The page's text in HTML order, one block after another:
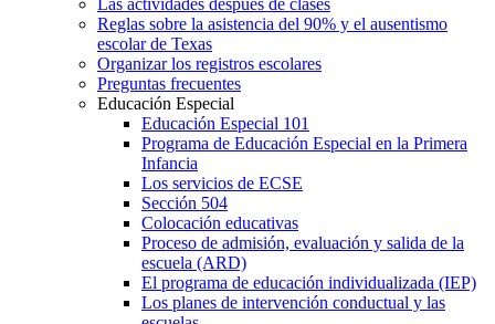
Reglas sobre la asistencia del 90% y el ausentismo
escolar de Texas
Organizar los registros escolares
Preguntas frecuentes
Educación Especial
Educación Especial 101
Programa de Educación Especial en la Primera
Infancia
Los servicios de ECSE
Sección 504
Colocación educativas
Proceso de admisión, evaluación y salida de la
escuela (ARD)
El programa de educación individualizada (IEP)
Los planes de intervención conductual y las